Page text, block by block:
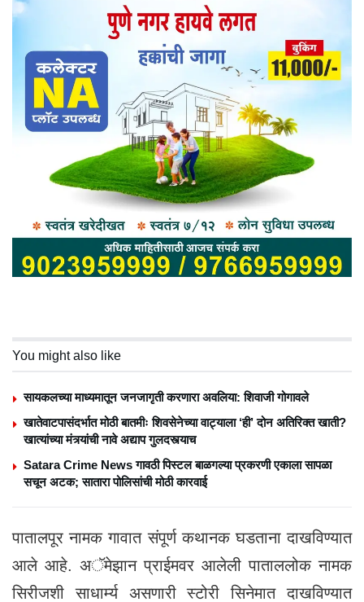
You might also like
सायकलच्या माध्यमातून जनजागृती करणारा अवलिया: शिवाजी गोगावले
खातेवाटपासंदर्भात मोठी बातमीः शिवसेनेच्या वाट्याला ‘ही’ दोन अतिरिक्त खाती?
खात्यांच्या मंत्र्यांची नावे अद्याप गुलदस्त्याच
Satara Crime News गावठी पिस्टल बाळगल्या प्रकरणी एकाला सापळा
सचून अटक; सातारा पोलिसांची मोठी कारवाई
पातालपूर नामक गावात संपूर्ण कथानक घडताना दाखविण्यात
आले आहे. अॅमेझान प्राईमवर आलेली पाताललोक नामक
सिरीजशी साधार्म्य असणारी स्टोरी सिनेमात दाखविण्यात